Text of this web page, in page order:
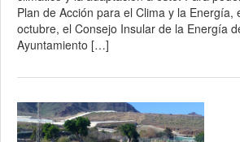
Plan de Acción para el Clima y la Energía,
octubre, el Consejo Insular de la Energía
Ayuntamiento […]